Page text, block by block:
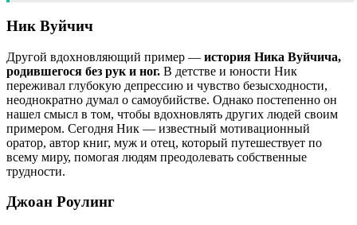
Ник Вуйчич
Другой вдохновляющий пример — история Ника Вуйчича,
родившегося без рук и ног. В детстве и юности Ник
переживал глубокую депрессию и чувство безысходности,
неоднократно думал о самоубийстве. Однако постепенно он
нашел смысл в том, чтобы вдохновлять других людей своим
примером. Сегодня Ник — известный мотивационный
оратор, автор книг, муж и отец, который путешествует по
всему миру, помогая людям преодолевать собственные
трудности.
Джоан Роулинг